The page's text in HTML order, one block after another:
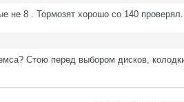
не 8 . Тормозят хорошо со 140 проверял.
Стою перед выбором дисков,